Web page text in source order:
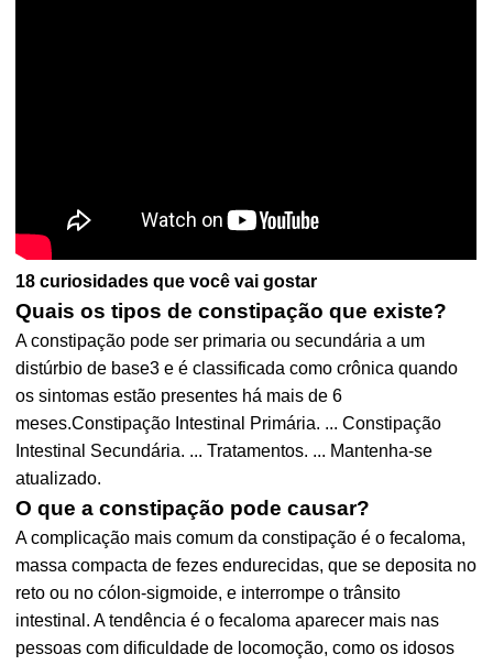
18 curiosidades que você vai gostar
Quais os tipos de constipação que existe?
A constipação pode ser primaria ou secundária a um
distúrbio de base3 e é classificada como crônica quando
os sintomas estão presentes há mais de 6
meses.Constipação Intestinal Primária. ... Constipação
Intestinal Secundária. ... Tratamentos. ... Mantenha-se
atualizado.
O que a constipação pode causar?
A complicação mais comum da constipação é o fecaloma,
massa compacta de fezes endurecidas, que se deposita no
reto ou no cólon-sigmoide, e interrompe o trânsito
intestinal. A tendência é o fecaloma aparecer mais nas
pessoas com dificuldade de locomoção, como os idosos